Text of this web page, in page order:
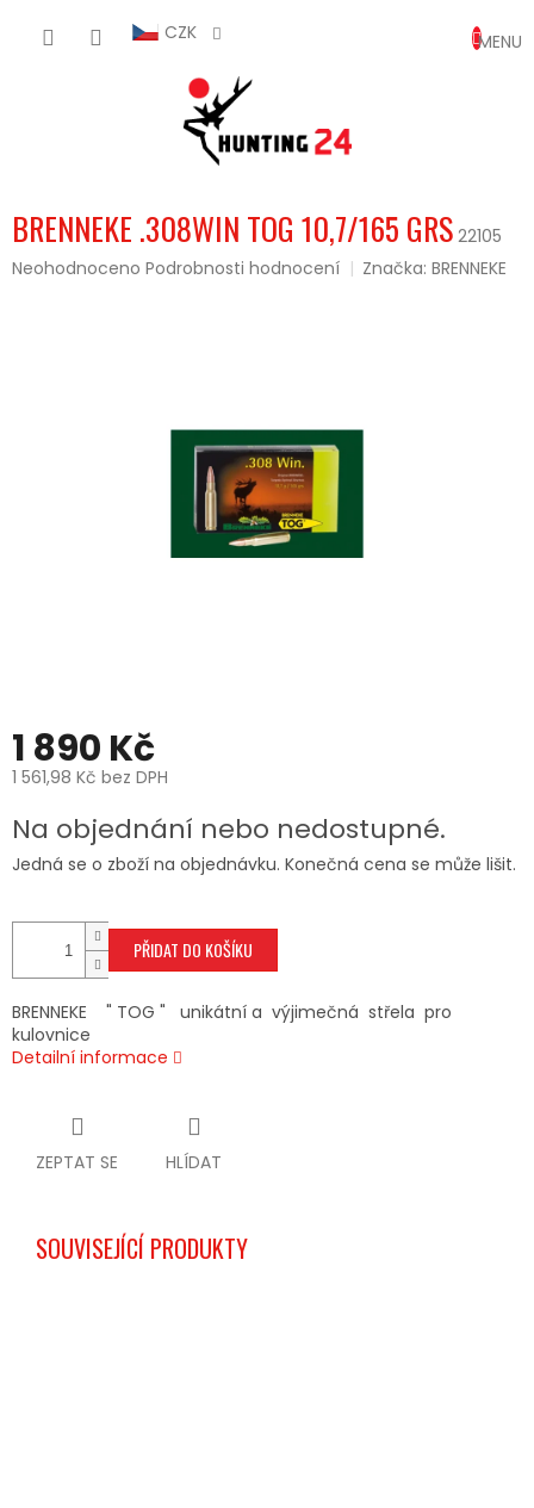
CZK
KOŠÍK
BRENNEKE .308WIN TOG 10,7/165 GRS 22105
Průměrné
Neohodnoceno Podrobnosti hodnocení Značka:BRENNEKE
1 890 Kč
1 561,98 Kč bez DPH
cena:
Na objednání nebo nedostupné.
Jedná se o zboží na objednávku. Konečná cena se může lišit.
PŘIDAT DO KOŠÍKU
BRENNEKE " TOG " unikátní a výjimečná střela pro
kulovnice
Detailní informace
ZEPTAT SE HLÍDAT
SOUVISEJÍCÍ PRODUKTY